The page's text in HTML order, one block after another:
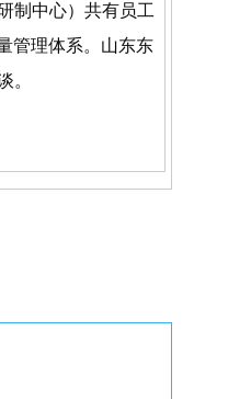
制中心）共有员工
管理体系。山东东
。